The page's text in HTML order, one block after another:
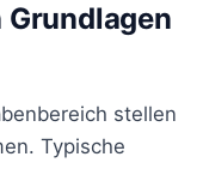
stellen
Typische